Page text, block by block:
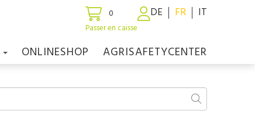
0
Passer en caisse
DE FR IT
ONLINESHOP AGRISAFETYCENTER